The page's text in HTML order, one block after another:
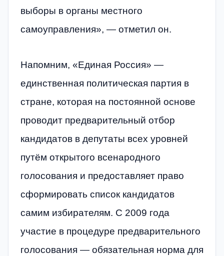
выборы в органы местного
самоуправления», — отметил он.
Напомним, «Единая Россия» —
единственная политическая партия в
стране, которая на постоянной основе
проводит предварительный отбор
кандидатов в депутаты всех уровней
путём открытого всенародного
голосования и предоставляет право
сформировать список кандидатов
самим избирателям. С 2009 года
участие в процедуре предварительного
голосования — обязательная норма для